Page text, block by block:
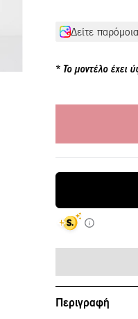
Δείτε παρόμοια
Το μοντέλο έχει
Περιγραφή